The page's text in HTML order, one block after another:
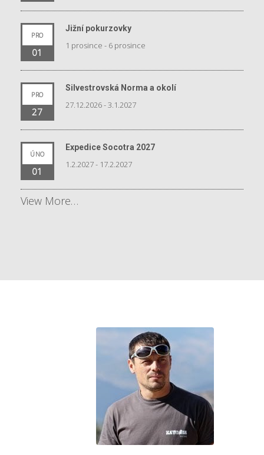
PRO
01
Jižní pokurzovky
1 prosince - 6 prosince
PRO
27
Silvestrovská Norma a okolí
27.12.2026-3.1.2027
ÚNO
01
Expedice Socotra 2027
1.2.2027- 17.2.2027
View More…